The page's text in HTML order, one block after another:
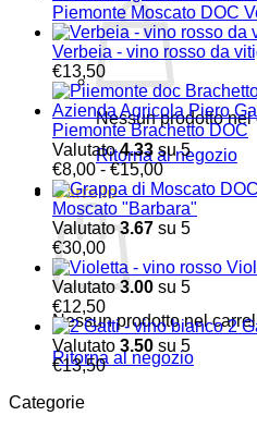
Nessun prodotto nel
Ritorna al negozio
Carrello
Nessun prodotto nel
Ritorna al negozio
Piemonte Moscato DOC
Verbeia - vino rosso da
€13,50
Piemonte Brachetto DOC
Valutato4.33 su 5
€8,00 - €15,00Fascia
di
prezzo:
da
a
€15,00
Moscato "Barbara"
Valutato3.67 su 5
€30,00
Valutato3.00 su 5
€12,50
2
Valutato 3.50 su 5
€13,50
Categorie